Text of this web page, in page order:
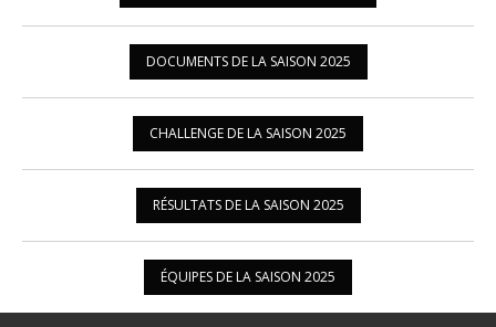
DOCUMENTS DE LA SAISON 2025
CHALLENGE DE LA SAISON 2025
RÉSULTATS DE LA SAISON 2025
ÉQUIPES DE LA SAISON 2025